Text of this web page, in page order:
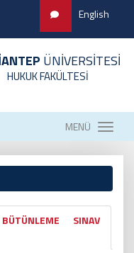
English
ÜNİVERSİTESİ
HUKUK FAKÜLTESİ
MENÜ
SINAV